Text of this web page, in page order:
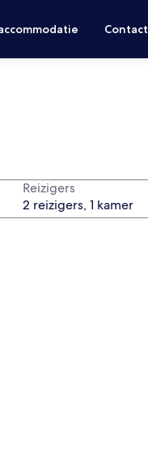
Contact
Reizigers